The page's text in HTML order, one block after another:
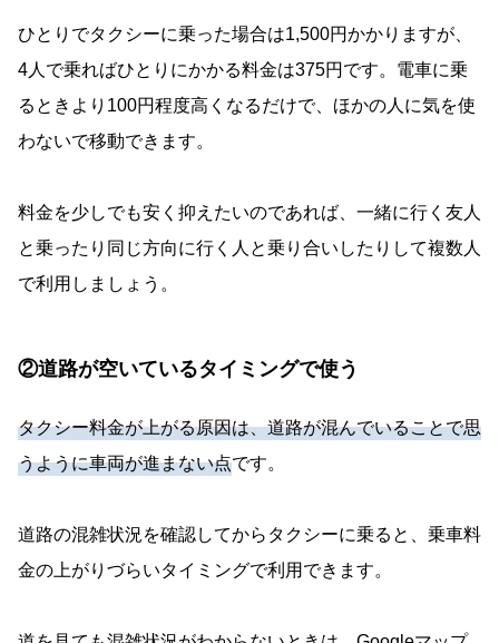
ひとりでタクシーに乗った場合は1,500円かかりますが、
4人で乗ればひとりにかかる料金は375円です。電車に乗
るときより100円程度高くなるだけで、ほかの人に気を使
わないで移動できます。
料金を少しでも安く抑えたいのであれば、一緒に行く友人
と乗ったり同じ方向に行く人と乗り合いしたりして複数人
で利用しましょう。
②道路が空いているタイミングで使う
タクシー料金が上がる原因は、道路が混んでいることで思
うように車両が進まない点です。
道路の混雑状況を確認してからタクシーに乗ると、乗車料
金の上がりづらいタイミングで利用できます。